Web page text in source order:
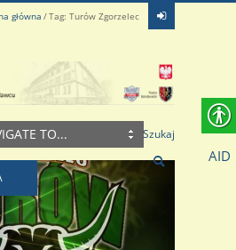
główna Tag: Turów Zgorzelec
TO... Szukaj
AID